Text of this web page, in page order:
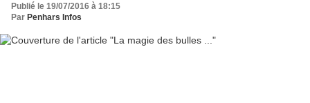
Publié le 19/07/2016 à 18:15
Par Penhars Infos